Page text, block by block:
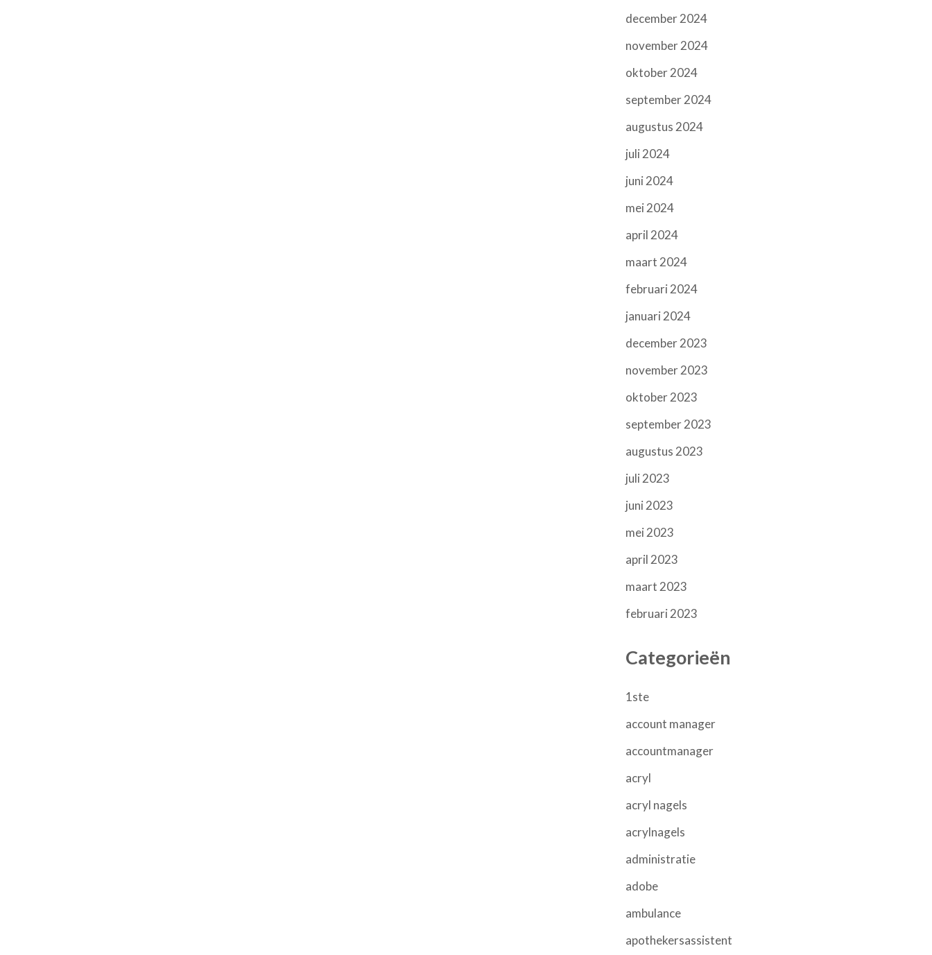
december 2024
november 2024
oktober 2024
september 2024
augustus 2024
juli 2024
juni 2024
mei 2024
april 2024
maart 2024
februari 2024
januari 2024
december 2023
november 2023
oktober 2023
september 2023
augustus 2023
juli 2023
juni 2023
mei 2023
april 2023
maart 2023
februari 2023
Categorieën
1ste
account manager
accountmanager
acryl
acryl nagels
acrylnagels
administratie
adobe
ambulance
apothekersassistent